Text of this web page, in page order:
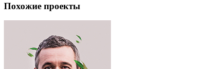
Похожие проекты